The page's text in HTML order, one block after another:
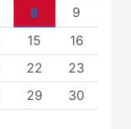
8
9
15
16
22
23
29
30